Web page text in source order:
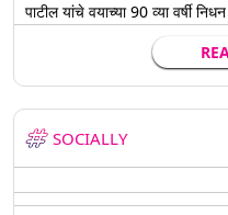
पाटील यांचे वयाच्या 90 व्या वर्षी निधन
SOCIALLY